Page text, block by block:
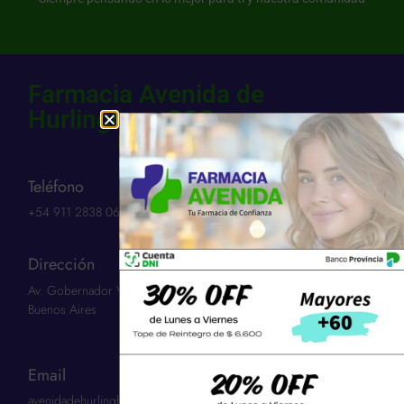
Farmacia Avenida de
Hurlingham SCS
Teléfono
+54 911 2838 0654​
Dirección
Av. Gobernador Vergara 3263 | Hurlingham 1686 | Provincia:
Buenos Aires
Email
avenidadehurlinghamscs@gmail.com